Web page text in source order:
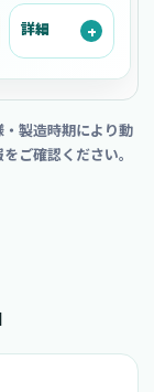
詳細
製造時期により動
ご確認ください。